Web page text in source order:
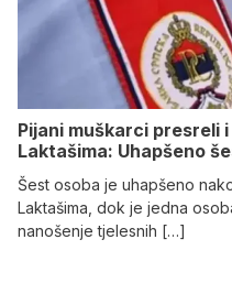
Pijani muškarci presreli
Laktašima: Uhapšeno
Šest osoba je uhapšeno
Laktašima, dok je jedna
nanošenje tjelesnih […]